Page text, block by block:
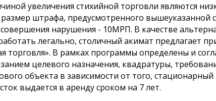
увеличения стихийной торговли являются
штрафа, предусмотренного вышеуказанной
нарушения - 10МРП. В качестве
легально, столичный акимат предлагает
торговля». В рамках программы определены и
целевого назначения, квадратуры,
объекта в зависимости от того,
выдается в аренду сроком на 7 лет.